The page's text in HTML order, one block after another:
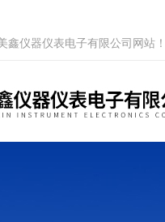
鑫仪器仪表电子有限公司网站